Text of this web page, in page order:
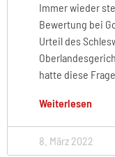
Immer wieder
Bewertung bei
Urteil des
hatte diese Frage
Weiterlesen
8. März 2022